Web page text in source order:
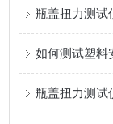
瓶盖扭力测试
如何测试塑料
瓶盖扭力测试